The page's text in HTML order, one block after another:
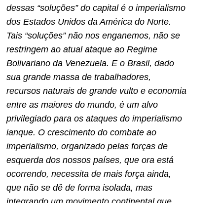
dessas “soluções” do capital é o imperialismo
dos Estados Unidos da América do Norte.
Tais “soluções” não nos enganemos, não se
restringem ao atual ataque ao Regime
Bolivariano da Venezuela. E o Brasil, dado
sua grande massa de trabalhadores,
recursos naturais de grande vulto e economia
entre as maiores do mundo, é um alvo
privilegiado para os ataques do imperialismo
ianque. O crescimento do combate ao
imperialismo, organizado pelas forças de
esquerda dos nossos países, que ora está
ocorrendo, necessita de mais força ainda,
que não se dê de forma isolada, mas